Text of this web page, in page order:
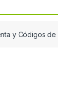
y Códigos de